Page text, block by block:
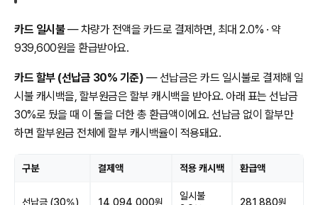
카드 일시불— 차량가 전액을 카드로 결제하면, 최대 2.0% · 약
939,600원을 환급받아요.
카드 할부 (선납금 30% 기준) — 선납금은 카드 일시불로 결제해 일
시불 캐시백을, 할부원금은 할부 캐시백을 받아요. 아래 표는 선납금
30%로 뒀을 때 이 둘을 더한 총 환급액이에요. 선납금 없이 할부만
하면 할부원금 전체에 할부 캐시백율이 적용돼요.
구분 결제액 적용 캐시백 환급액
선납금 (30%) 14,094,000원
일시불
281,880원